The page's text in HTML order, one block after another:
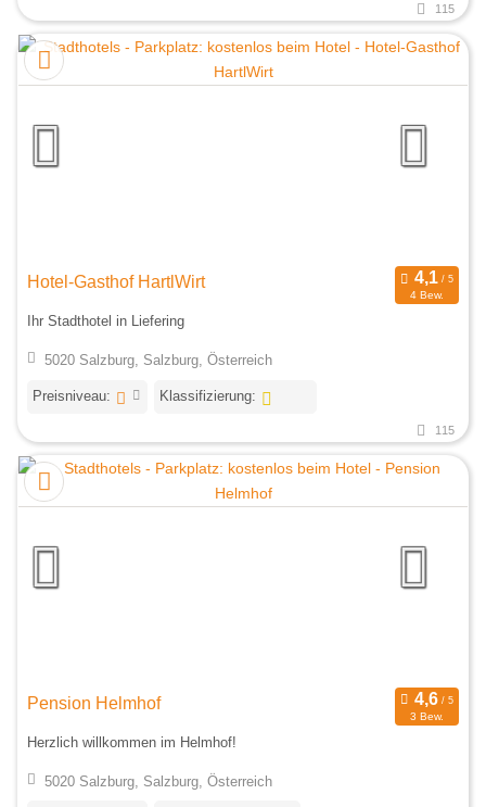
115
Hotel-Gasthof HartlWirt
4 Bew.
Ihr Stadthotel in Liefering
5020 Salzburg, Salzburg, Österreich
Preisniveau: Klassifizierung:
115
Pension Helmhof
3 Bew.
Herzlich willkommen im Helmhof!
5020 Salzburg, Salzburg, Österreich